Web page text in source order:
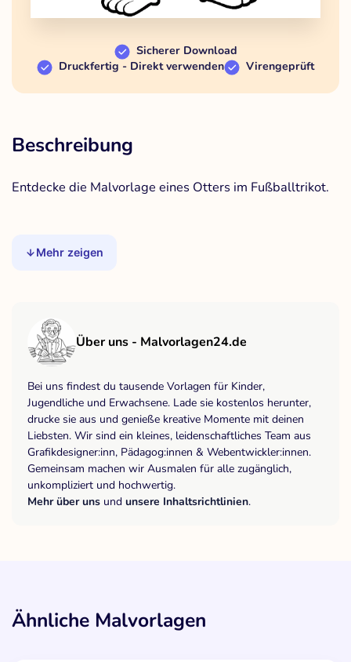
Sicherer Download
Druckfertig - Direkt verwenden
Virengeprüft
Beschreibung
Entdecke die Malvorlage eines Otters im Fußballtrikot.
Mehr zeigen
Über uns - Malvorlagen24.de
Bei uns findest du tausende Vorlagen für Kinder,
Jugendliche und Erwachsene. Lade sie kostenlos herunter,
drucke sie aus und genieße kreative Momente mit deinen
Liebsten. Wir sind ein kleines, leidenschaftliches Team aus
Grafikdesigner:inn, Pädagog:innen & Webentwickler:innen.
Gemeinsam machen wir Ausmalen für alle zugänglich,
unkompliziert und hochwertig.
Mehr über uns und unsere Inhaltsrichtlinien.
Ähnliche Malvorlagen